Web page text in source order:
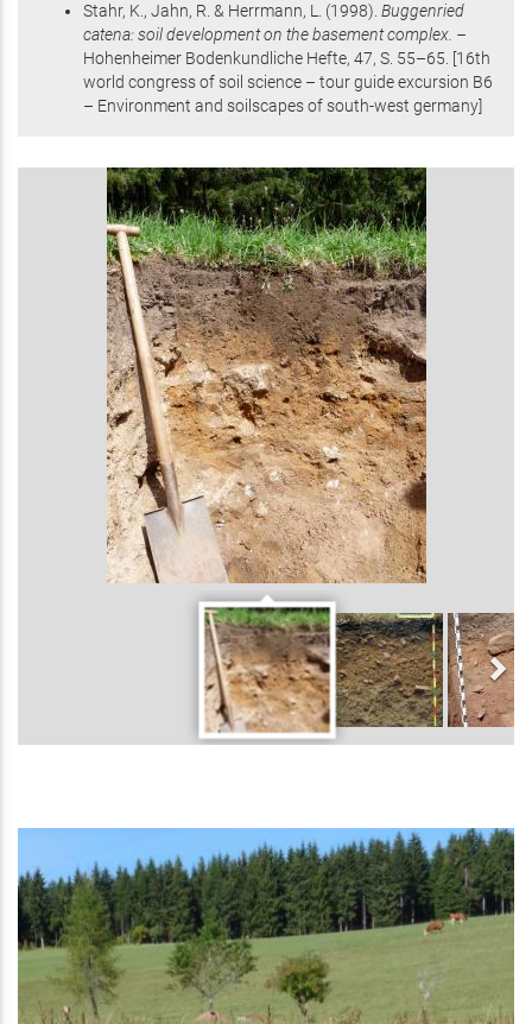
Stahr, K., Jahn, R. & Herrmann, L. (1998). Buggenried
catena: soil development on the basement complex. –
Hohenheimer Bodenkundliche Hefte, 47, S. 55–65. [16th
world congress of soil science – tour guide excursion B6
– Environment and soilscapes of south-west germany]